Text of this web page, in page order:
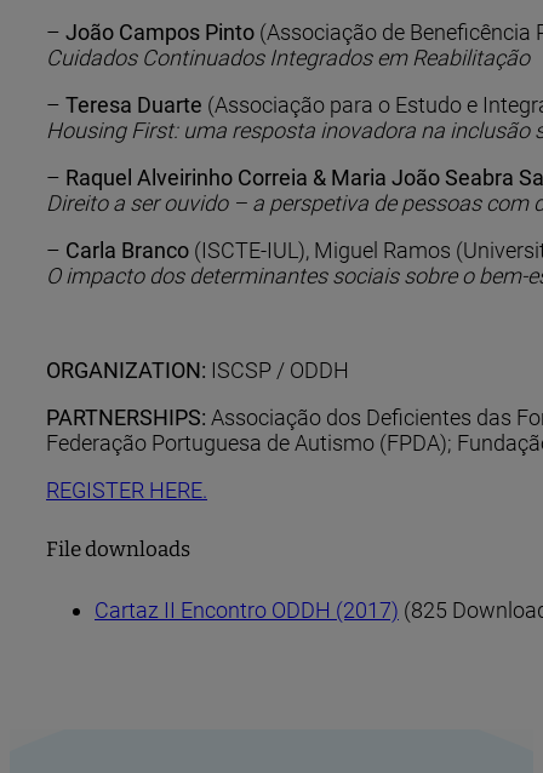
– João Campos Pinto (Associação de Beneficência
Cuidados Continuados Integrados em Reabilitação
– Teresa Duarte (Associação para o Estudo e
Housing First: uma resposta inovadora na
– Raquel Alveirinho Correia & Maria João Seabra
Direito a ser ouvido – a perspetiva de pessoas
– Carla Branco (ISCTE-IUL), Miguel Ramos
O impacto dos determinantes sociais sobre o bem-
ORGANIZATION: ISCSP / ODDH
PARTNERSHIPS: Associação dos Deficientes das
Federação Portuguesa de Autismo (FPDA);
REGISTER HERE.
File downloads
Cartaz II Encontro ODDH (2017) (825